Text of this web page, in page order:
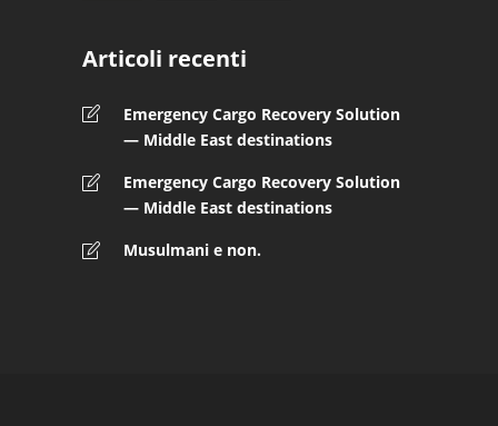
Articoli recenti
Emergency Cargo Recovery Solution
— Middle East destinations
Emergency Cargo Recovery Solution
— Middle East destinations
Musulmani e non.